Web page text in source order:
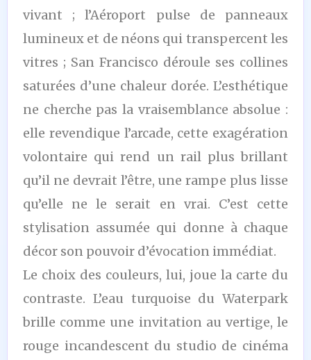
vivant ; l’Aéroport pulse de panneaux
lumineux et de néons qui transpercent les
vitres ; San Francisco déroule ses collines
saturées d’une chaleur dorée. L’esthétique
ne cherche pas la vraisemblance absolue :
elle revendique l’arcade, cette exagération
volontaire qui rend un rail plus brillant
qu’il ne devrait l’être, une rampe plus lisse
qu’elle ne le serait en vrai. C’est cette
stylisation assumée qui donne à chaque
décor son pouvoir d’évocation immédiat.
Le choix des couleurs, lui, joue la carte du
contraste. L’eau turquoise du Waterpark
brille comme une invitation au vertige, le
rouge incandescent du studio de cinéma